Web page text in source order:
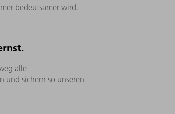
bedeutsamer wird.
alle
und sichern so unseren